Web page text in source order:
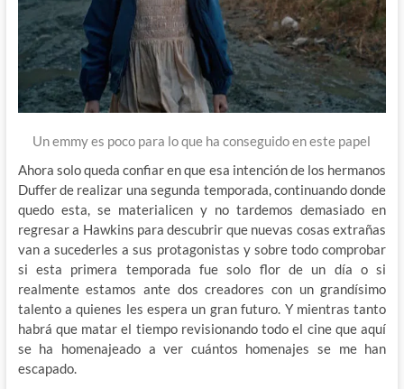
Un emmy es poco para lo que ha conseguido en este papel
Ahora solo queda confiar en que esa intención de los hermanos
Duffer de realizar una segunda temporada, continuando donde
quedo esta, se materialicen y no tardemos demasiado en
regresar a Hawkins para descubrir que nuevas cosas extrañas
van a sucederles a sus protagonistas y sobre todo comprobar
si esta primera temporada fue solo flor de un día o si
realmente estamos ante dos creadores con un grandísimo
talento a quienes les espera un gran futuro. Y mientras tanto
habrá que matar el tiempo revisionando todo el cine que aquí
se ha homenajeado a ver cuántos homenajes se me han
escapado.